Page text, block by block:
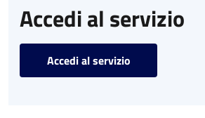
Accedi al servizio
Accedi al servizio